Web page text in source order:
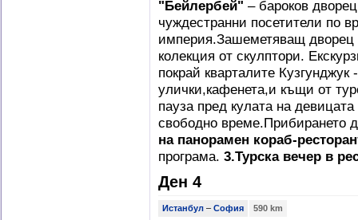
"Бейлербей" – бароков
чуждестранни посетители по
империя.Зашеметяващ дворец
колекция от скулптори.
покрай кварталите
улички,кафенета,и къщи от
пауза пред кулата на
свободно време.Прибирането
на панорамен кораб-
програма. 3.Турска вечер в
Ден 4
Истанбул – София 590 km